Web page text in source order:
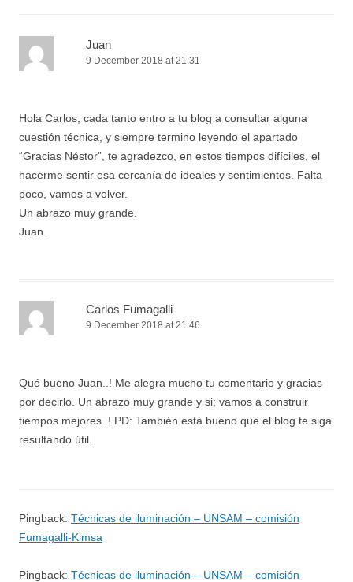
Juan
9 December 2018 at 21:31
Hola Carlos, cada tanto entro a tu blog a consultar alguna
cuestión técnica, y siempre termino leyendo el apartado
“Gracias Néstor”, te agradezco, en estos tiempos difíciles, el
hacerme sentir esa cercanía de ideales y sentimientos. Falta
poco, vamos a volver.
Un abrazo muy grande.
Juan.
Carlos Fumagalli
9 December 2018 at 21:46
Qué bueno Juan..! Me alegra mucho tu comentario y gracias
por decirlo. Un abrazo muy grande y si; vamos a construir
tiempos mejores..! PD: También está bueno que el blog te siga
resultando útil.
Pingback: Técnicas de iluminación – UNSAM – comisión
Fumagalli-Kimsa
Pingback: Técnicas de iluminación – UNSAM – comisión